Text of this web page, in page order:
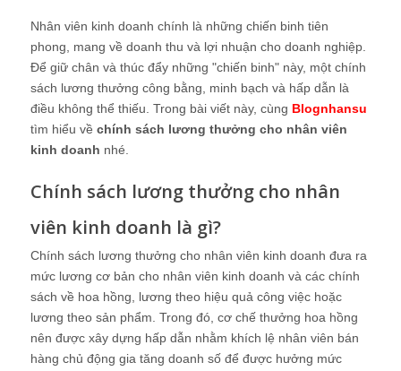
Nhân viên kinh doanh chính là những chiến binh tiên
phong, mang về doanh thu và lợi nhuận cho doanh nghiệp.
Để giữ chân và thúc đẩy những "chiến binh" này, một chính
sách lương thưởng công bằng, minh bạch và hấp dẫn là
điều không thể thiếu. Trong bài viết này, cùng Blognhansu
tìm hiểu về chính sách lương thưởng cho nhân viên
kinh doanh nhé.
Chính sách lương thưởng cho nhân
viên kinh doanh là gì?
Chính sách lương thưởng cho nhân viên kinh doanh đưa ra
mức lương cơ bản cho nhân viên kinh doanh và các chính
sách về hoa hồng, lương theo hiệu quả công việc hoặc
lương theo sản phẩm. Trong đó, cơ chế thưởng hoa hồng
nên được xây dựng hấp dẫn nhằm khích lệ nhân viên bán
hàng chủ động gia tăng doanh số để được hưởng mức